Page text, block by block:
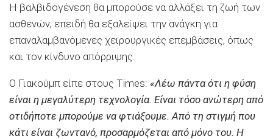
Η βαλβιδογένεση θα μπορούσε να αλλάξει τη ζωή των
ασθενών, επειδή θα εξαλείψει την ανάγκη για
επαναλαμβανόμενες χειρουργικές επεμβάσεις, όπως
και τον κίνδυνο απόρριψης.
Ο Γιακούμπ είπε στους Times: «Λέω πάντα ότι η φύση
είναι η μεγαλύτερη τεχνολογία. Είναι τόσο ανώτερη από
οτιδήποτε μπορούμε να φτιάξουμε. Από τη στιγμή που
κάτι είναι ζωντανό, προσαρμόζεται από μόνο του. Η